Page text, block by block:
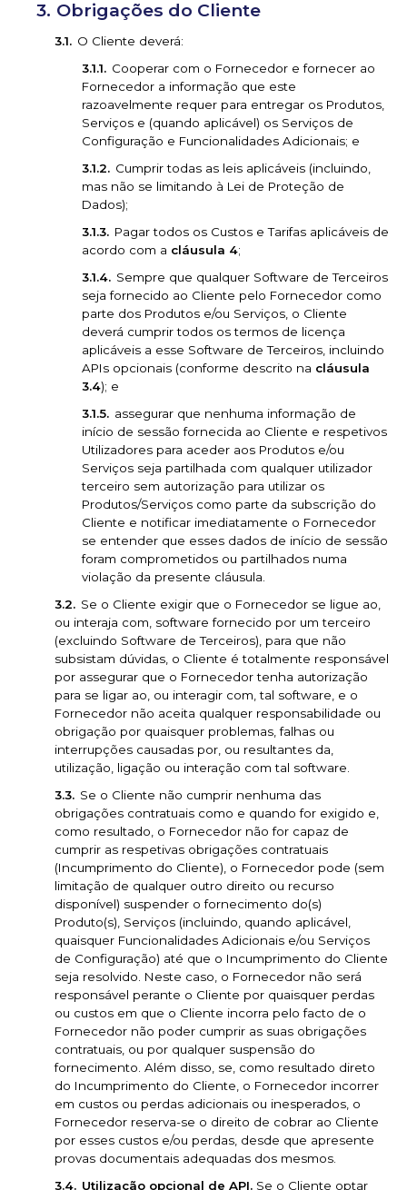
Obrigações do Cliente
O Cliente deverá:
Cooperar com o Fornecedor e fornecer ao
Fornecedor a informação que este
razoavelmente requer para entregar os Produtos,
Serviços e (quando aplicável) os Serviços de
Configuração e Funcionalidades Adicionais; e
Cumprir todas as leis aplicáveis (incluindo,
mas não se limitando à Lei de Proteção de
Dados);
Pagar todos os Custos e Tarifas aplicáveis de
acordo com a cláusula 4;
Sempre que qualquer Software de Terceiros
seja fornecido ao Cliente pelo Fornecedor como
parte dos Produtos e/ou Serviços, o Cliente
deverá cumprir todos os termos de licença
aplicáveis a esse Software de Terceiros, incluindo
APIs opcionais (conforme descrito na cláusula
3.4); e
assegurar que nenhuma informação de
início de sessão fornecida ao Cliente e respetivos
Utilizadores para aceder aos Produtos e/ou
Serviços seja partilhada com qualquer utilizador
terceiro sem autorização para utilizar os
Produtos/Serviços como parte da subscrição do
Cliente e notificar imediatamente o Fornecedor
se entender que esses dados de início de sessão
foram comprometidos ou partilhados numa
violação da presente cláusula.
Se o Cliente exigir que o Fornecedor se ligue ao,
ou interaja com, software fornecido por um terceiro
(excluindo Software de Terceiros), para que não
subsistam dúvidas, o Cliente é totalmente responsável
por assegurar que o Fornecedor tenha autorização
para se ligar ao, ou interagir com, tal software, e o
Fornecedor não aceita qualquer responsabilidade ou
obrigação por quaisquer problemas, falhas ou
interrupções causadas por, ou resultantes da,
utilização, ligação ou interação com tal software.
Se o Cliente não cumprir nenhuma das
obrigações contratuais como e quando for exigido e,
como resultado, o Fornecedor não for capaz de
cumprir as respetivas obrigações contratuais
(Incumprimento do Cliente), o Fornecedor pode (sem
limitação de qualquer outro direito ou recurso
disponível) suspender o fornecimento do(s)
Produto(s), Serviços (incluindo, quando aplicável,
quaisquer Funcionalidades Adicionais e/ou Serviços
de Configuração) até que o Incumprimento do Cliente
seja resolvido. Neste caso, o Fornecedor não será
responsável perante o Cliente por quaisquer perdas
ou custos em que o Cliente incorra pelo facto de o
Fornecedor não poder cumprir as suas obrigações
contratuais, ou por qualquer suspensão do
fornecimento. Além disso, se, como resultado direto
do Incumprimento do Cliente, o Fornecedor incorrer
em custos ou perdas adicionais ou inesperados, o
Fornecedor reserva-se o direito de cobrar ao Cliente
por esses custos e/ou perdas, desde que apresente
provas documentais adequadas dos mesmos.
Utilização opcional de API. Se o Cliente optar